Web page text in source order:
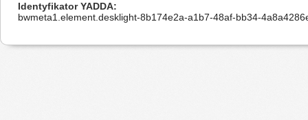
Identyfikator YADDA
bwmeta1.element.desklight-8b174e2a-a1b7-48af-bb34-